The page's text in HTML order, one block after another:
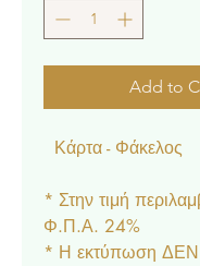
Add to
Κάρτα - Φάκελος
* Στην τιμή
Φ.Π.Α. 24%
* Η εκτύπωση ΔΕΝ